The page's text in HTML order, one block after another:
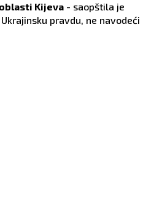
Kijeva - saopštila je
pravdu, ne navodeći